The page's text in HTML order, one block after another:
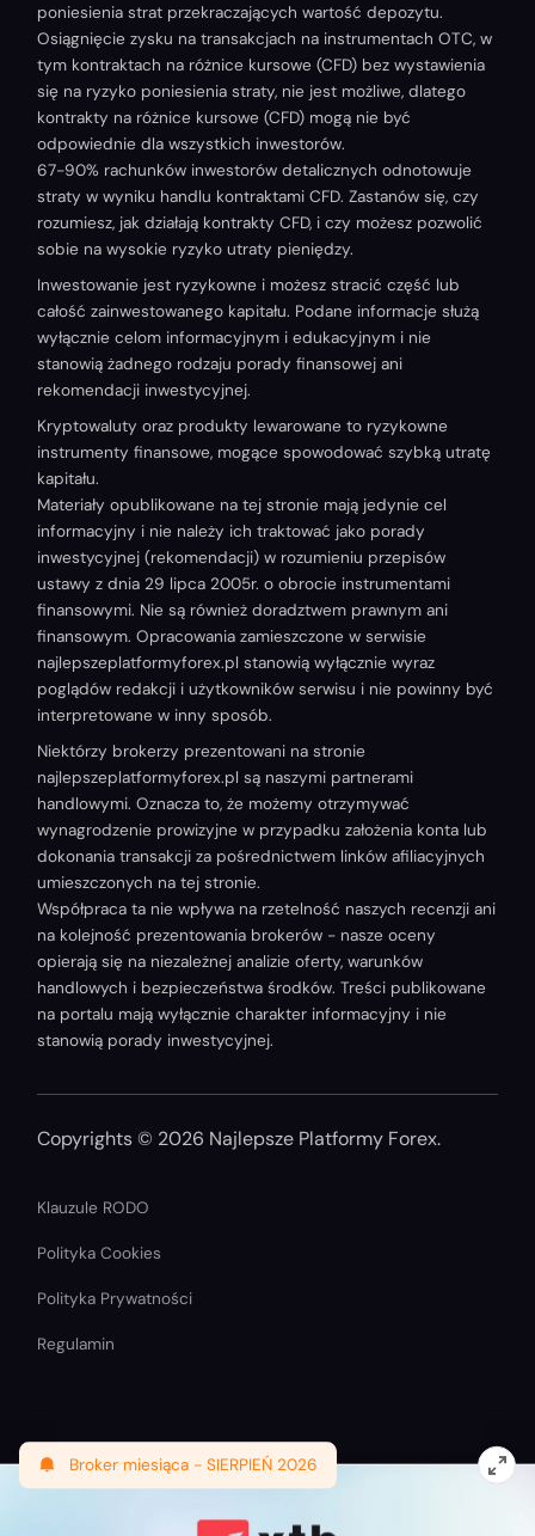
Broker miesiąca - SIERPIEŃ 2026
poniesienia strat przekraczających wartość depozytu.
Osiągnięcie zysku na transakcjach na instrumentach OTC, w
tym kontraktach na różnice kursowe (CFD) bez wystawienia
się na ryzyko poniesienia straty, nie jest możliwe, dlatego
kontrakty na różnice kursowe (CFD) mogą nie być
odpowiednie dla wszystkich inwestorów.
67-90% rachunków inwestorów detalicznych odnotowuje
straty w wyniku handlu kontraktami CFD. Zastanów się, czy
rozumiesz, jak działają kontrakty CFD, i czy możesz pozwolić
sobie na wysokie ryzyko utraty pieniędzy.
Inwestowanie jest ryzykowne i możesz stracić część lub
całość zainwestowanego kapitału. Podane informacje służą
wyłącznie celom informacyjnym i edukacyjnym i nie
stanowią żadnego rodzaju porady finansowej ani
rekomendacji inwestycyjnej.
Kryptowaluty oraz produkty lewarowane to ryzykowne
instrumenty finansowe, mogące spowodować szybką utratę
kapitału.
Materiały opublikowane na tej stronie mają jedynie cel
informacyjny i nie należy ich traktować jako porady
inwestycyjnej (rekomendacji) w rozumieniu przepisów
ustawy z dnia 29 lipca 2005r. o obrocie instrumentami
finansowymi. Nie są również doradztwem prawnym ani
finansowym. Opracowania zamieszczone w serwisie
najlepszeplatformyforex.pl stanowią wyłącznie wyraz
poglądów redakcji i użytkowników serwisu i nie powinny być
interpretowane w inny sposób.
Niektórzy brokerzy prezentowani na stronie
najlepszeplatformyforex.pl są naszymi partnerami
handlowymi. Oznacza to, że możemy otrzymywać
wynagrodzenie prowizyjne w przypadku założenia konta lub
dokonania transakcji za pośrednictwem linków afiliacyjnych
umieszczonych na tej stronie.
Współpraca ta nie wpływa na rzetelność naszych recenzji ani
na kolejność prezentowania brokerów - nasze oceny
opierają się na niezależnej analizie oferty, warunków
handlowych i bezpieczeństwa środków. Treści publikowane
na portalu mają wyłącznie charakter informacyjny i nie
stanowią porady inwestycyjnej.
Copyrights © 2026 Najlepsze Platformy Forex.
Klauzule RODO
Polityka Cookies
Polityka Prywatności
Regulamin